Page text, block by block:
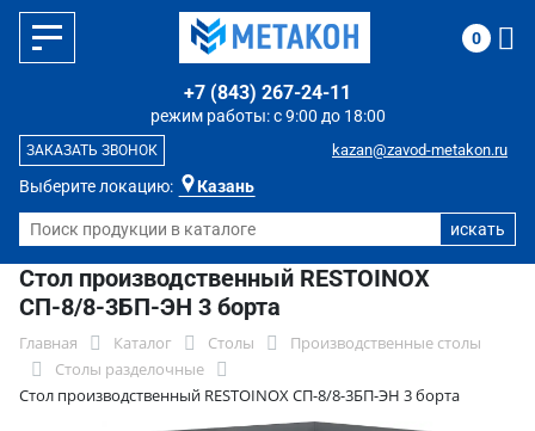
Выберите локацию: Казань
режим работы: с 9:00 до 18:00
+7 (843) 267-24-11
kazan@zavod-metakon.ru
ЗАКАЗАТЬ ЗВОНОК
0
Стол производственный RESTOINOX
СП-8/8-3БП-ЭН 3 борта
Главная Каталог Столы
Производственные столы
Столы разделочные
Стол производственный RESTOINOX СП-8/8-3БП-ЭН 3 борта